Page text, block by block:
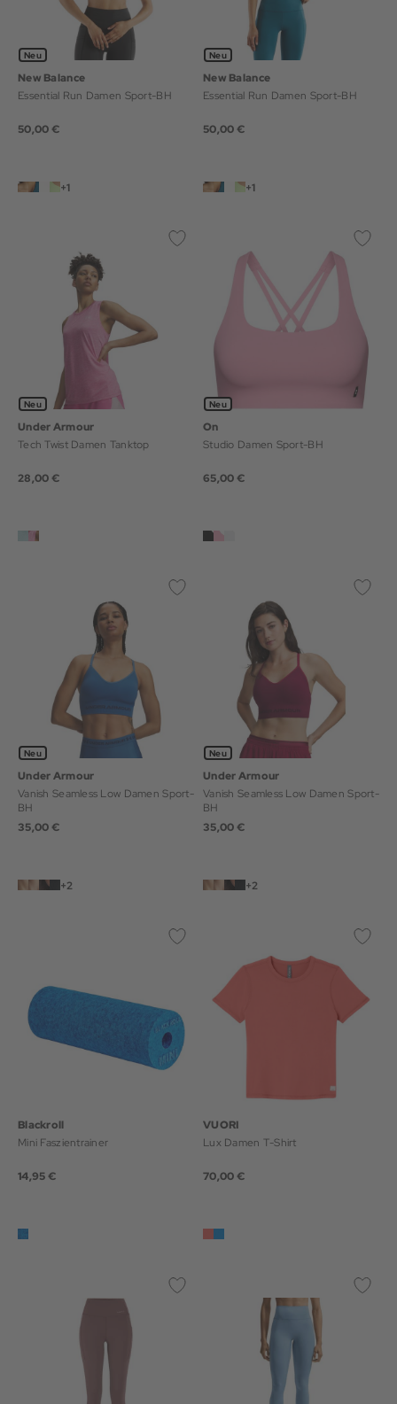
Neu
New Balance
Essential Run Damen Sport-BH
50,00 €
+1
Neu
New Balance
Essential Run Damen Sport-BH
50,00 €
+1
Neu
Under Armour
Tech Twist Damen Tanktop
28,00 €
Neu
On
Studio Damen Sport-BH
65,00 €
Neu
Under Armour
Vanish Seamless Low Damen Sport-
BH
35,00 €
+2
Neu
Under Armour
Vanish Seamless Low Damen Sport-
BH
35,00 €
+2
Blackroll
Mini Faszientrainer
14,95 €
VUORI
Lux Damen T-Shirt
70,00 €